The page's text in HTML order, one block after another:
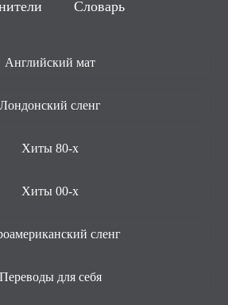
Словарь
Английский мат
Лондонский сленг
Хиты 80-х
Хиты 00-х
сленг
Переводы для себя